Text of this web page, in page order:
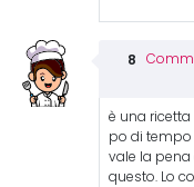
è una
po di tempo
vale la
questo. Lo